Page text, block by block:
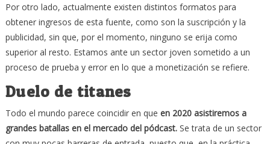
Por otro lado, actualmente existen distintos formatos para
obtener ingresos de esta fuente, como son la suscripción y la
publicidad, sin que, por el momento, ninguno se erija como
superior al resto. Estamos ante un sector joven sometido a un
proceso de prueba y error en lo que a monetización se refiere.
Duelo de titanes
Todo el mundo parece coincidir en que en 2020 asistiremos a
grandes batallas en el mercado del pódcast.Se trata de un sector